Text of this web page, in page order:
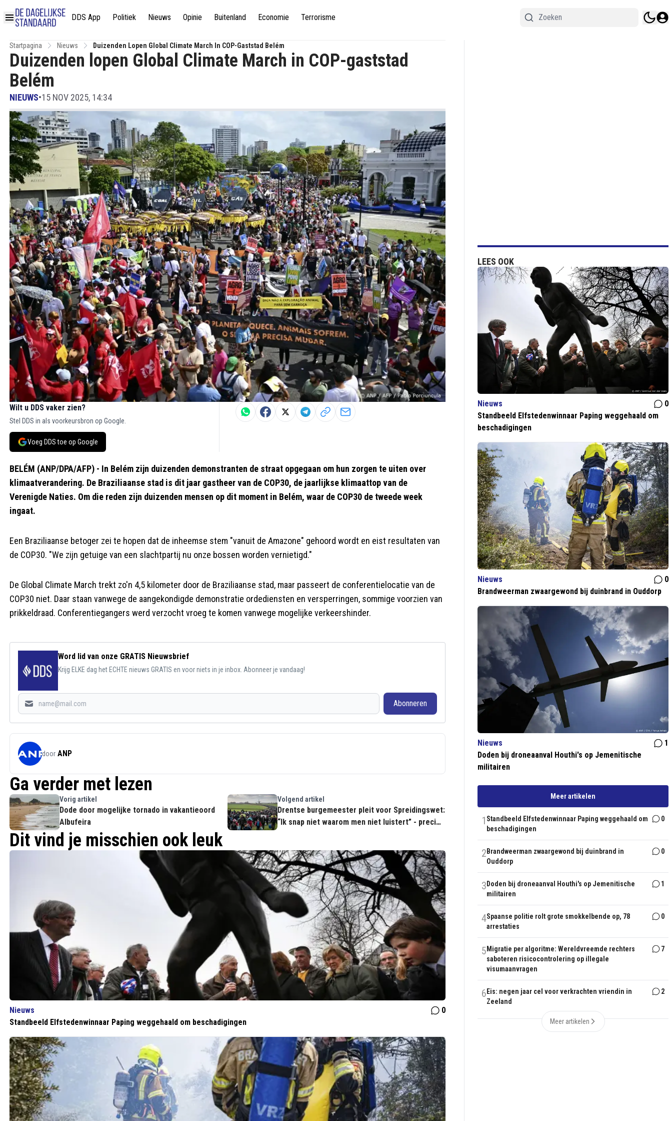
DDS App Politiek Nieuws Opinie Buitenland Economie Terrorisme
Startpagina Nieuws Duizenden Lopen Global Climate March In COP-Gaststad Belém
Duizenden lopen Global Climate March in COP-gaststad
Belém
NIEUWS•15 NOV 2025, 14:34
Wilt u DDS vaker zien?
Stel DDS in als voorkeursbron op Google.
Voeg DDS toe op Google
BELÉM (ANP/DPA/AFP) - In Belém zijn duizenden demonstranten de straat opgegaan om hun zorgen te uiten over
klimaatverandering. De Braziliaanse stad is dit jaar gastheer van de COP30, de jaarlijkse klimaattop van de
Verenigde Naties. Om die reden zijn duizenden mensen op dit moment in Belém, waar de COP30 de tweede week
ingaat.
Een Braziliaanse betoger zei te hopen dat de inheemse stem "vanuit de Amazone" gehoord wordt en eist resultaten van
de COP30. "We zijn getuige van een slachtpartij nu onze bossen worden vernietigd."
De Global Climate March trekt zo'n 4,5 kilometer door de Braziliaanse stad, maar passeert de conferentielocatie van de
COP30 niet. Daar staan vanwege de aangekondigde demonstratie ordediensten en versperringen, sommige voorzien van
prikkeldraad. Conferentiegangers werd verzocht vroeg te komen vanwege mogelijke verkeershinder.
Word lid van onze GRATIS Nieuwsbrief
Krijg ELKE dag het ECHTE nieuws GRATIS en voor niets in je inbox. Abonneer je vandaag!
Abonneren
door ANP
Ga verder met lezen
Vorig artikel
Dode door mogelijke tornado in vakantieoord
Albufeira
Volgend artikel
Drentse burgemeester pleit voor Spreidingswet:
“Ik snap niet waarom men niet luistert” - precies
Dit vind je misschien ook leuk
Nieuws
0
Standbeeld Elfstedenwinnaar Paping weggehaald om beschadigingen
LEES OOK
Nieuws
0
Standbeeld Elfstedenwinnaar Paping weggehaald om
beschadigingen
Nieuws
0
Brandweerman zwaargewond bij duinbrand in Ouddorp
Nieuws
1
Doden bij droneaanval Houthi's op Jemenitische
militairen
Meer artikelen
1 Standbeeld Elfstedenwinnaar Paping weggehaald om
beschadigingen
0
2 Brandweerman zwaargewond bij duinbrand in
Ouddorp
0
3 Doden bij droneaanval Houthi's op Jemenitische
militairen
1
4Spaanse politie rolt grote smokkelbende op, 78
arrestaties
0
5 Migratie per algoritme: Wereldvreemde rechters
saboteren risicocontrolering op illegale
visumaanvragen
7
6 Eis: negen jaar cel voor verkrachten vriendin in
Zeeland
2
Meer artikelen